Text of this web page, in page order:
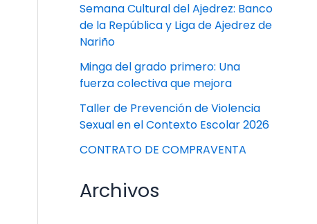
Semana Cultural del Ajedrez: Banco
de la República y Liga de Ajedrez de
Nariño
Minga del grado primero: Una
fuerza colectiva que mejora
Taller de Prevención de Violencia
Sexual en el Contexto Escolar 2026
CONTRATO DE COMPRAVENTA
Archivos